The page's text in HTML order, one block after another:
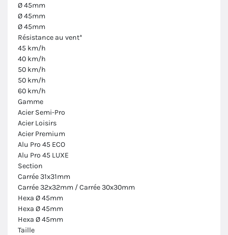
Ø 45mm
Ø 45mm
Ø 45mm
Résistance au vent*
45 km/h
40 km/h
50 km/h
50 km/h
60 km/h
Gamme
Acier Semi-Pro
Acier Loisirs
Acier Premium
Alu Pro 45 ECO
Alu Pro 45 LUXE
Section
Carrée 31x31mm
Carrée 32x32mm / Carrée 30x30mm
Hexa Ø 45mm
Hexa Ø 45mm
Hexa Ø 45mm
Taille